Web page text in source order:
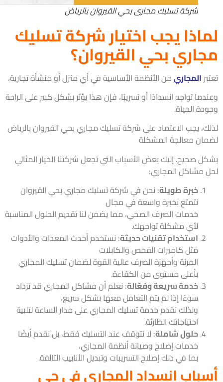
شركة تسليك مجارى بحي القيروان بالرياض
يجب اختيار شركة تسليك
بحي القيروان؟
المجاريمن الأنظمة الأساسية في أي منزل أو منشأة تجارية،
تواجه انسدادًا أو تسريبًا، فإن هذا يؤثر بشكل كبير على الراحة
الحياة.
يجب الاعتماد على شركة تسليك مجاري بحي القيروان بالرياض
معالجة المشكلة
صحيح. إليك بعض الأسباب التي تجعل شركتنا الخيار المثالي
مشاكل المجاري:
خبرة طويلة: نحن في شركة تسليك مجاري بحي القيروان
نتمتع بخبرة واسعة في مجال
خدمات الصرف الصحي، مما يضمن لنا تقديم الحلول المناسبة
لأي مشكلة تواجهك.
استخدام تقنيات حديثة: نستخدم أحدث المعدات والأدوات
مثل كاميرات الفحص والكابلات
المرنة وأجهزة الصرف عالية القوة لضمان تسليك المجاري
بأعلى مستوى من الكفاءة.
خدمة سريعة وفعّالة: نعلم أن مشاكل المجاري قد تزداد
سوءًا إذا لم يتم التعامل معها بشكل سريع،
ولذلك نقدم خدمة تسليك المجاري على مدار الساعة لتلبية
احتياجاتك الطارئة.
حلول شاملة: لا نتوقف عند التسليك فقط، بل نقدم أيضًا
خدمات إصلاح وصيانة أنظمة المجاري،
بما في ذلك إصلاح التسريبات وتبديل الأنابيب التالفة.
انسداد المجاري في حي